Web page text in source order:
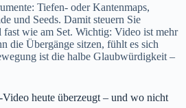
Tiefen- oder Kantenmaps,
und Seeds. Damit steuern Sie
wie am Set. Wichtig: Video ist mehr
die Übergänge sitzen, fühlt es sich
ist die halbe Glaubwürdigkeit –
heute überzeugt – und wo nicht